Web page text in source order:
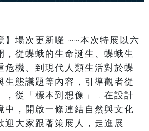
場次更新囉 ~~本次特展以六
，從蝶蛾的生命誕生、蝶蛾生
危機、到現代人類生活對於蝶
生態議題等內容，引導觀者從
，從「標本到想像」，在設計
中，開啟一條連結自然與文化
迎大家跟著策展人，走進展